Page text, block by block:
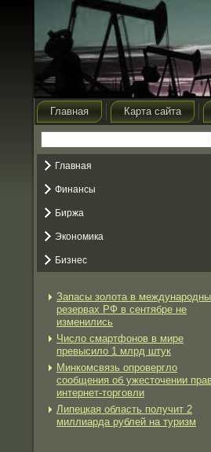
Главная Карта сайта
Главная
Финансы
Биржа
Экономика
Бизнес
Запасы золота в
резервах РФ в сентябре не
изменились
Число смартфонов в мире
превысило 1 млрд штук
Минкомсвязь опровергло
сообщения об ужесточении
интернет-торговли
Липецкая область получит 2
миллиарда рублей на туризм